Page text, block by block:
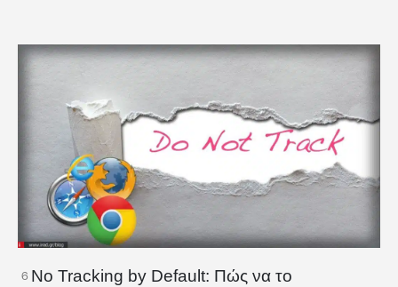
6 No Tracking by Default: Πώς να το